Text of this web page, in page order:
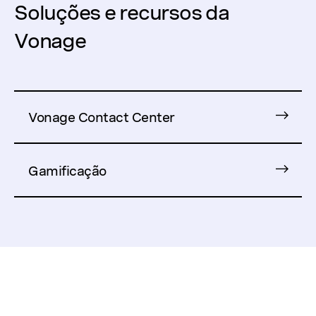
Soluções e recursos da
Vonage
Vonage Contact Center
Gamificação